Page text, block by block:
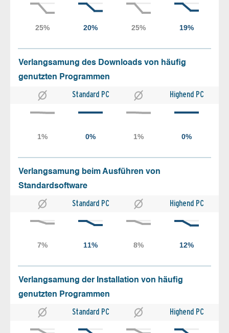
Verlangsamung des Downloads von häufig
genutzten Programmen
Standard PC Highend PC
Verlangsamung beim Ausführen von
Standardsoftware
Standard PC Highend PC
Verlangsamung der Installation von häufig
genutzten Programmen
Standard PC Highend PC